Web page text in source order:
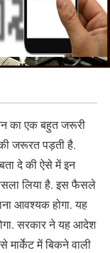
का एक बहुत जरूरी
की जरूरत पड़ती है.
दे की ऐसे में इन
लिया है. इस फैसले
आवश्यक होगा. यह
सरकार ने यह आदेश
मार्केट में बिकने वाली